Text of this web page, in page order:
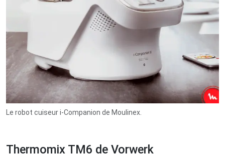
Le robot cuiseur i-Companion de Moulinex.
Thermomix TM6 de Vorwerk